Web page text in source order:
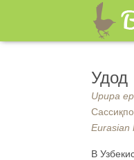
Удод
Upupa
Eurasian
В